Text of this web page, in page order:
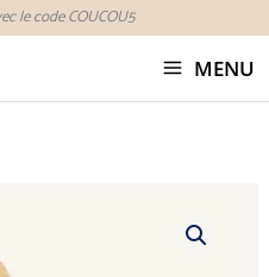
le code COUCOU5
MENU